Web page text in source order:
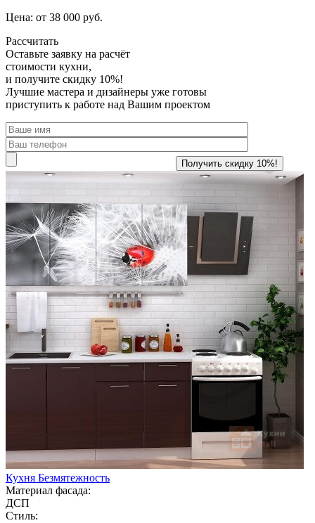
Цена: от 38 000 руб.
Рассчитать
Оставьте заявку на расчёт
стоимости кухни,
и получите скидку 10%!
Лучшие мастера и дизайнеры уже готовы
приступить к работе над Вашим проектом
Кухня Безмятежность
Материал фасада:
ДСП
Стиль: